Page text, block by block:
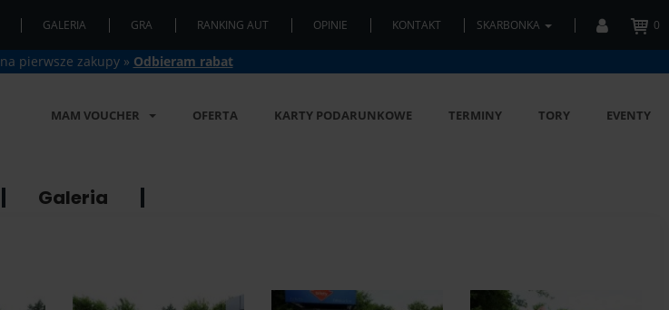
GALERIA GRA RANKING AUT OPINIE KONTAKT SKARBONKA 0
na pierwsze zakupy » Odbieram rabat
MAM VOUCHER OFERTA KARTY PODARUNKOWE TERMINY TORY EVENTY
Galeria